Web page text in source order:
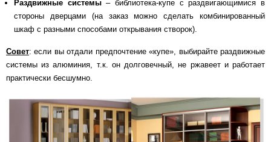
Раздвижные системы– библиотека-купе с раздвигающимися в
стороны дверцами (на заказ можно сделать комбинированный
шкаф с разными способами открывания створок).
Совет: если вы отдали предпочтение «купе», выбирайте раздвижные
системы из алюминия, т.к. он долговечный, не ржавеет и работает
практически бесшумно.